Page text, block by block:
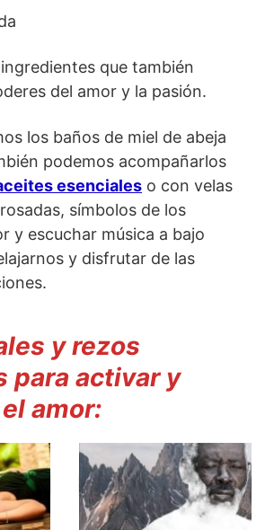
que también
del amor y la pasión.
los baños de miel de abeja
podemos acompañarlos
esenciales o con velas
símbolos de los
y escuchar música a bajo
y disfrutar de las
y rezos
para activar y
amor: